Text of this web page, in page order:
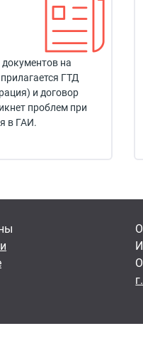
на
ГТД
и договор
проблем при
в ГАИ.